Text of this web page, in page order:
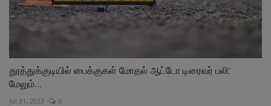
தூத்துக்குடியில் பைக்குகள் மோதல் ஆட்டோ டிரைவர் பலி:
மேலும்...
Jul 31, 2023 0